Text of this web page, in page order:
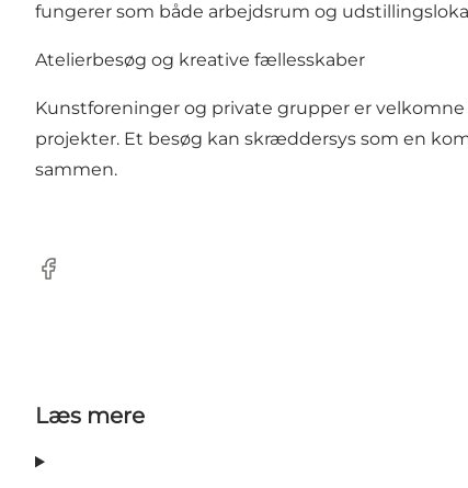
fungerer som både arbejdsrum og
Atelierbesøg og kreative fællesskaber
Kunstforeninger og private grupper er
projekter. Et besøg kan skræddersys som en
sammen.
Facebook
Læs mere